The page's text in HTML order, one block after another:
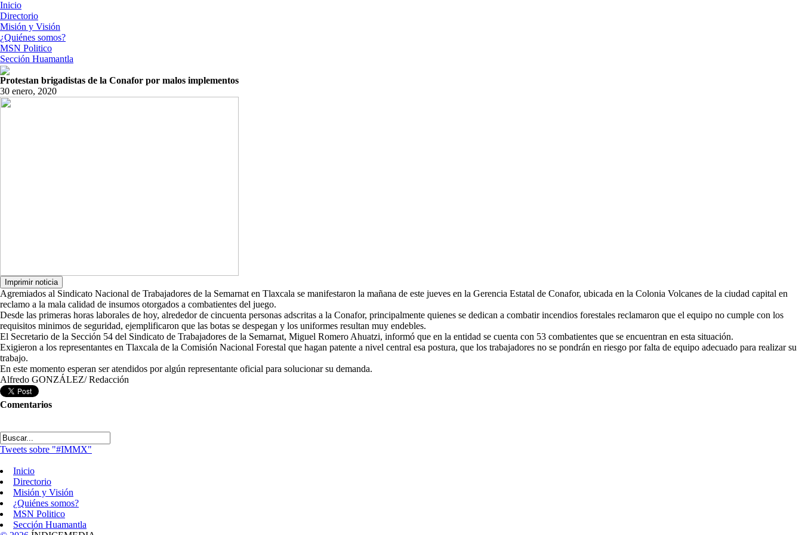
Inicio
Directorio
Misión y Visión
¿Quiénes somos?
MSN Politico
Sección Huamantla
Protestan brigadistas de la Conafor por malos implementos
30 enero, 2020
Agremiados al Sindicato Nacional de Trabajadores de la Semarnat en Tlaxcala se manifestaron la mañana de este jueves en la Gerencia Estatal de Conafor, ubicada en la Colonia Volcanes de la ciudad capital en
reclamo a la mala calidad de insumos otorgados a combatientes del juego.
Desde las primeras horas laborales de hoy, alrededor de cincuenta personas adscritas a la Conafor, principalmente quienes se dedican a combatir incendios forestales reclamaron que el equipo no cumple con los
requisitos minimos de seguridad, ejemplificaron que las botas se despegan y los uniformes resultan muy endebles.
El Secretario de la Sección 54 del Sindicato de Trabajadores de la Semarnat, Miguel Romero Ahuatzi, informó que en la entidad se cuenta con 53 combatientes que se encuentran en esta situación.
Exigieron a los representantes en Tlaxcala de la Comisión Nacional Forestal que hagan patente a nivel central esa postura, que los trabajadores no se pondrán en riesgo por falta de equipo adecuado para realizar su
trabajo.
En este momento esperan ser atendidos por algún representante oficial para solucionar su demanda.
Alfredo GONZÁLEZ/ Redacción
Comentarios
Tweets sobre "#IMMX"
Inicio
Directorio
Misión y Visión
¿Quiénes somos?
MSN Politico
Sección Huamantla